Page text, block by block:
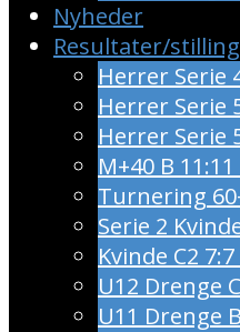
Nyheder
Resultater/
Herrer Serie
Herrer Serie
Herrer Serie
M+40 B
Turnering
Serie 2
Kvinde C2
U12 Drenge
U11 Drenge